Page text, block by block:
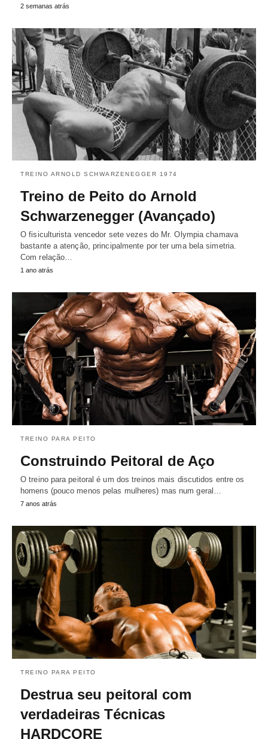
2 semanas atrás
TREINO ARNOLD SCHWARZENEGGER 1974
Treino de Peito do Arnold
Schwarzenegger (Avançado)
O fisiculturista vencedor sete vezes do Mr. Olympia chamava
bastante a atenção, principalmente por ter uma bela simetria.
Com relação…
1 ano atrás
TREINO PARA PEITO
Construindo Peitoral de Aço
O treino para peitoral é um dos treinos mais discutidos entre os
homens (pouco menos pelas mulheres) mas num geral…
7 anos atrás
TREINO PARA PEITO
Destrua seu peitoral com
verdadeiras Técnicas
HARDCORE